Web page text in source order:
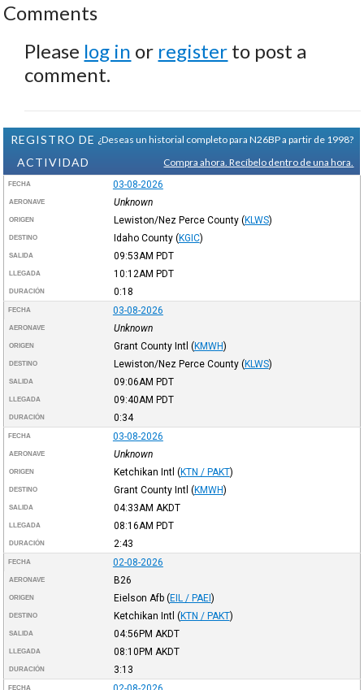
Comments
Please log in or register to post a
comment.
REGISTRO DE
ACTIVIDAD
¿Deseas un historial completo para N26BP a partir de 1998?
Compra ahora. Recíbelo dentro de una hora.
FECHA 03-08-2026
AERONAVE Unknown
ORIGEN Lewiston/Nez Perce County (KLWS)
DESTINO Idaho County (KGIC)
SALIDA 09:53AM PDT
LLEGADA 10:12AM PDT
DURACIÓN 0:18
FECHA 03-08-2026
AERONAVE Unknown
ORIGEN Grant County Intl (KMWH)
DESTINO Lewiston/Nez Perce County (KLWS)
SALIDA 09:06AM PDT
LLEGADA 09:40AM PDT
DURACIÓN 0:34
FECHA 03-08-2026
AERONAVE Unknown
ORIGEN Ketchikan Intl (KTN / PAKT)
DESTINO Grant County Intl (KMWH)
SALIDA 04:33AM AKDT
LLEGADA 08:16AM PDT
DURACIÓN 2:43
FECHA 02-08-2026
AERONAVE B26
ORIGEN Eielson Afb (EIL / PAEI )
DESTINO Ketchikan Intl (KTN / PAKT)
SALIDA 04:56PM AKDT
LLEGADA 08:10PM AKDT
DURACIÓN 3:13
FECHA